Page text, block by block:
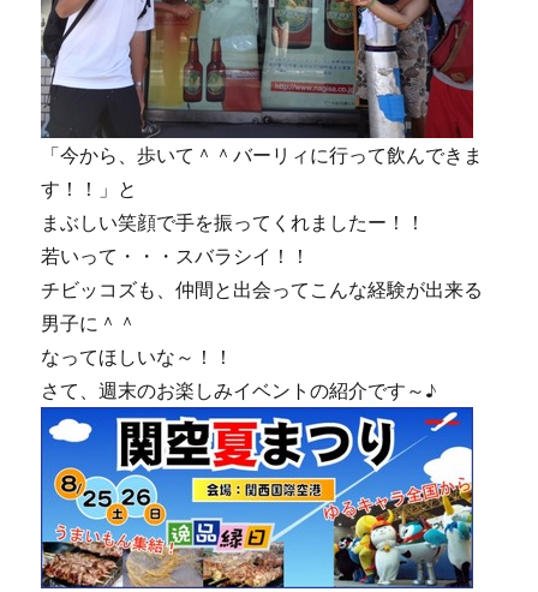
「今から、歩いて＾＾バーリィに行って飲んできま
す！！」と
まぶしい笑顔で手を振ってくれましたー！！
若いって・・・スバラシイ！！
チビッコズも、仲間と出会ってこんな経験が出来る
男子に＾＾
なってほしいな～！！
さて、週末のお楽しみイベントの紹介です～♪